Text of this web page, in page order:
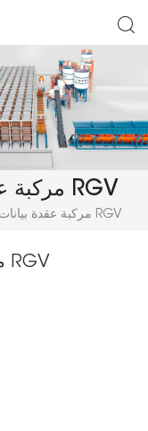
مركبة عقدة بيانات التصنيع الذكي RGV
مركبة عقدة بيانات التصنيع الذكي RGV
مركبة عقدة بيانات التصنيع الذكي RGV